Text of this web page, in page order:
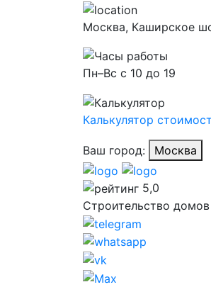
Москва, Каширское
Пн–Вс с 10 до 19
Калькулятор
Ваш город: Москва
5,0
Строительство